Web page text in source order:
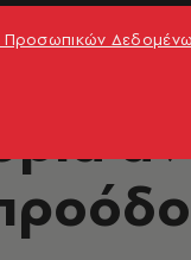
Προσωπικών